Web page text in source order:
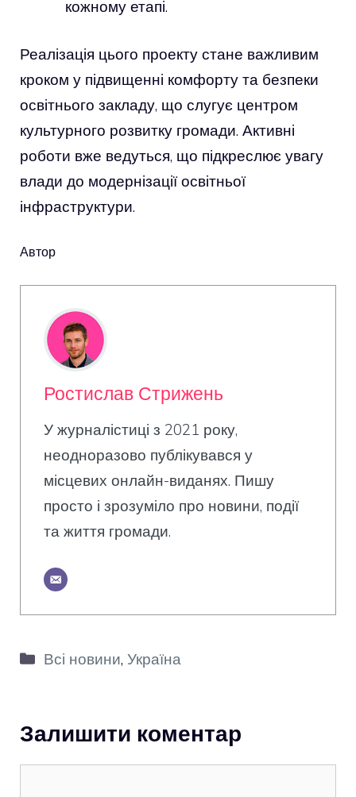
кожному етапі.
Реалізація цього проекту стане важливим
кроком у підвищенні комфорту та безпеки
освітнього закладу, що слугує центром
культурного розвитку громади. Активні
роботи вже ведуться, що підкреслює увагу
влади до модернізації освітньої
інфраструктури.
Автор
Ростислав Стрижень
У журналістиці з 2021 року,
неодноразово публікувався у
місцевих онлайн-виданях. Пишу
просто і зрозуміло про новини, події
та життя громади.
Категорії
Всі новини,Україна
Залишити коментар